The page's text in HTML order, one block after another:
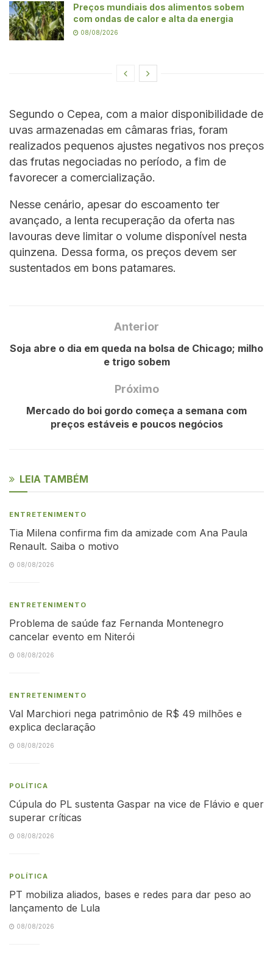
Preços mundiais dos alimentos sobem
com ondas de calor e alta da energia
08/08/2026
Segundo o Cepea, com a maior disponibilidade de
uvas armazenadas em câmaras frias, foram
realizados pequenos ajustes negativos nos preços
das frutas negociadas no período, a fim de
favorecer a comercialização.
Nesse cenário, apesar do escoamento ter
avançado, a lenta recuperação da oferta nas
lavouras deve limitar o volume disponível nesta
quinzena. Dessa forma, os preços devem ser
sustentados em bons patamares.
Anterior
Soja abre o dia em queda na bolsa de Chicago; milho
e trigo sobem
Próximo
Mercado do boi gordo começa a semana com
preços estáveis e poucos negócios
LEIA TAMBÉM
ENTRETENIMENTO
Tia Milena confirma fim da amizade com Ana Paula
Renault. Saiba o motivo
08/08/2026
ENTRETENIMENTO
Problema de saúde faz Fernanda Montenegro
cancelar evento em Niterói
08/08/2026
ENTRETENIMENTO
Val Marchiori nega patrimônio de R$ 49 milhões e
explica declaração
08/08/2026
POLÍTICA
Cúpula do PL sustenta Gaspar na vice de Flávio e quer
superar críticas
08/08/2026
POLÍTICA
PT mobiliza aliados, bases e redes para dar peso ao
lançamento de Lula
08/08/2026